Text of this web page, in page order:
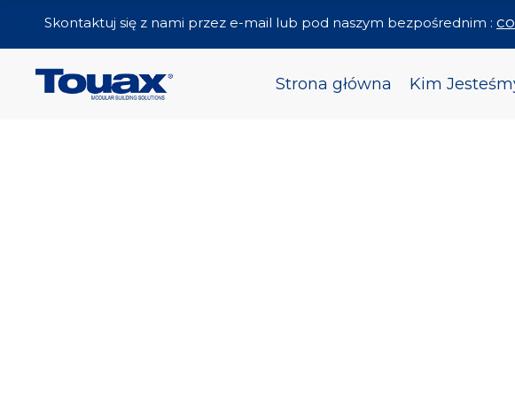
Skontaktuj się z nami przez e-mail lub pod naszym bezpośrednim :
Strona główna Kim